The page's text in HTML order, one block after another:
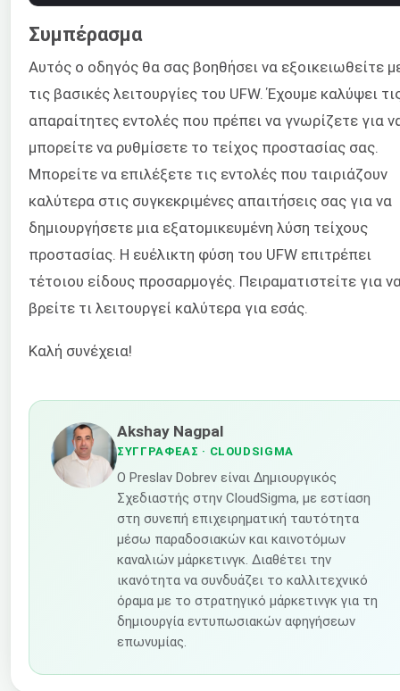
Συμπέρασμα
Αυτός ο οδηγός θα σας βοηθήσει να εξοικειωθείτε
τις βασικές λειτουργίες του UFW. Έχουμε καλύψει
απαραίτητες εντολές που πρέπει να γνωρίζετε για
μπορείτε να ρυθμίσετε το τείχος προστασίας σας.
Μπορείτε να επιλέξετε τις εντολές που ταιριάζουν
καλύτερα στις συγκεκριμένες απαιτήσεις σας για να
δημιουργήσετε μια εξατομικευμένη λύση τείχους
προστασίας. Η ευέλικτη φύση του UFW επιτρέπει
τέτοιου είδους προσαρμογές. Πειραματιστείτε για
βρείτε τι λειτουργεί καλύτερα για εσάς.
Καλή συνέχεια!
Akshay Nagpal
ΣΥΓΓΡΑΦΈΑΣ · CLOUDSIGMA
Ο Preslav Dobrev είναι Δημιουργικός
Σχεδιαστής στην CloudSigma, με εστίαση
στη συνεπή επιχειρηματική ταυτότητα
μέσω παραδοσιακών και καινοτόμων
καναλιών μάρκετινγκ. Διαθέτει την
ικανότητα να συνδυάζει το καλλιτεχνικό
όραμα με το στρατηγικό μάρκετινγκ για τη
δημιουργία εντυπωσιακών αφηγήσεων
επωνυμίας.